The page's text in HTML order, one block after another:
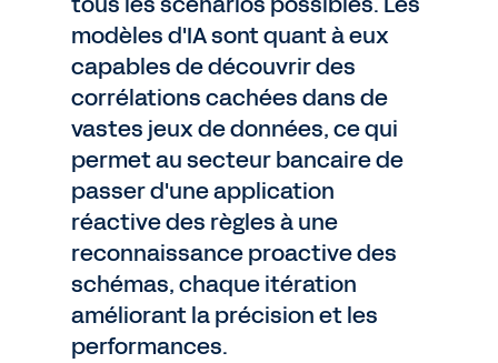
modèles d'IA sont quant à eux
capables de découvrir des
corrélations cachées dans de
vastes jeux de données, ce qui
permet au secteur bancaire de
passer d'une application
réactive des règles à une
reconnaissance proactive des
schémas, chaque itération
améliorant la précision et les
performances.